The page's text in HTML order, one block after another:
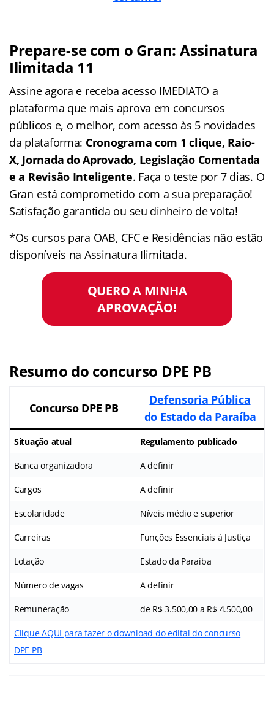
Prepare-se com o Gran: Assinatura
Ilimitada 11
Assine agora e receba acesso IMEDIATO a
plataforma que mais aprova em concursos
públicos e, o melhor, com acesso às 5 novidades
da plataforma: Cronograma com 1 clique, Raio-
X, Jornada do Aprovado, Legislação Comentada
e a Revisão Inteligente. Faça o teste por 7 dias. O
Gran está comprometido com a sua preparação!
Satisfação garantida ou seu dinheiro de volta!
*Os cursos para OAB, CFC e Residências não estão
disponíveis na Assinatura Ilimitada.
QUERO A MINHA
APROVAÇÃO!
Resumo do concurso DPE PB
Concurso DPE PB
Defensoria Pública
do Estado da Paraíba
Situação atual Regulamento publicado
Banca organizadora A definir
Cargos A definir
Escolaridade Níveis médio e superior
Carreiras Funções Essenciais à Justiça
Lotação Estado da Paraíba
Número de vagas A definir
Remuneração de R$ 3.500,00 a R$ 4.500,00
Clique AQUI para fazer o download do edital do concurso
DPE PB